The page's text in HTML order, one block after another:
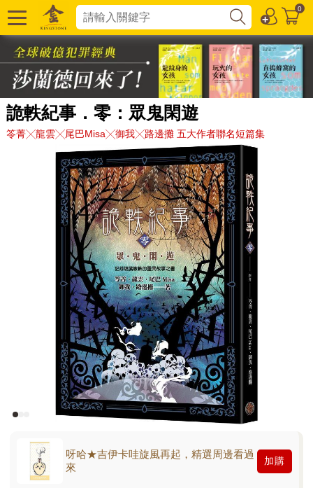
0
詭軼紀事．零：眾鬼閑遊
笭菁╳龍雲╳尾巴Misa╳御我╳路邊攤 五大作者聯名短篇集
呀哈★吉伊卡哇旋風再起，精選周邊看過
來
加購